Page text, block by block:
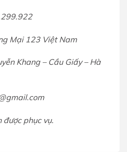
Mại 123 Việt Nam
Khang – Cầu Giấy – Hà
phục vụ.